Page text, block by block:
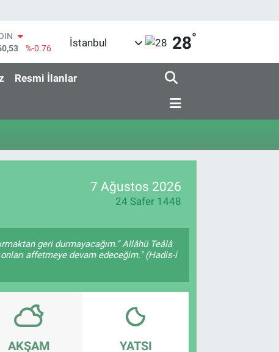
%-0.76
%0.17
%0.02
İstanbul 28°
Resmi İlanlar
7 Ağustos 2026
24 Safer 1448
geri durmayacağım." Allâhü Teâlâ
affetmeye devam edeceğim." (Hadis-i
AKŞAM YATSI